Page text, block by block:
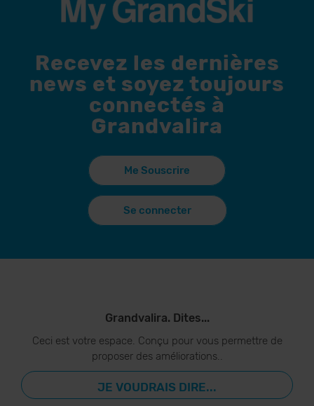
Recevez les dernières
news et soyez toujours
connectés à
Grandvalira
Me Souscrire
Se connecter
Grandvalira. Dites...
Ceci est votre espace. Conçu pour vous permettre de
proposer des améliorations..
JE VOUDRAIS DIRE...